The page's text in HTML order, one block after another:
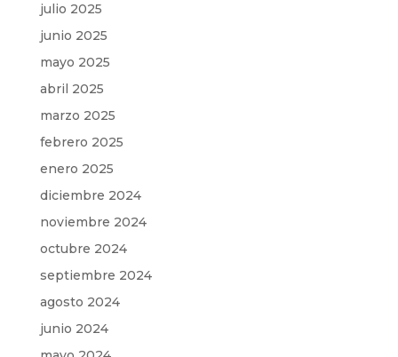
julio 2025
junio 2025
mayo 2025
abril 2025
marzo 2025
febrero 2025
enero 2025
diciembre 2024
noviembre 2024
octubre 2024
septiembre 2024
agosto 2024
junio 2024